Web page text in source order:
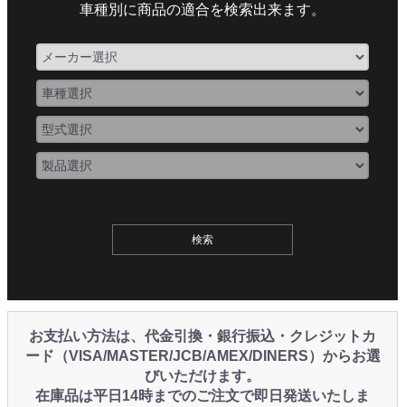
車種別に商品の適合を検索出来ます。
お支払い方法は、代金引換・銀行振込・クレジットカ
ード（VISA/MASTER/JCB/AMEX/DINERS）からお選
びいただけます。
在庫品は平日14時までのご注文で即日発送いたしま